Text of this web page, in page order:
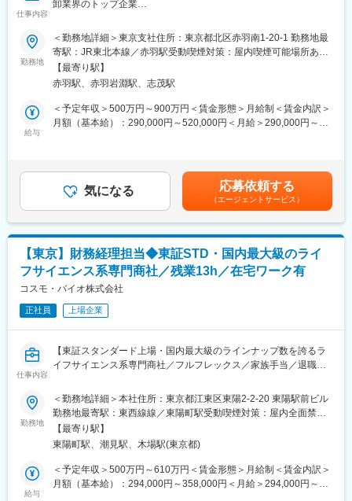
提案はどんどん採用し、実行していくという風土が根付いていま
り組むこともあります。
仕事内容
卸業界のトップ企業
価値を提供する、新時代の流通創造を目指しています。
■生活必需品（化粧品・日用品、一般用医薬品）を扱う同社
（RDC）では更なる自動化・無人化を進めており、今回のポジシ
ョンでは、そのためのマテハン機器の制御設計開発の業務に携わ
って頂きます。
■輸送ロボットの設計：商品を倉庫内の保管場所へ自動輸送しま
※まずは既存のテーマに先輩社員とともに取り組んで頂きますが、
将来的には自動化・無人化にあたり課題はどこなのかを考え、解
■当社の特徴：
◇売り上げが1兆円を超える、日用品・化粧品・一般用医薬品の卸
業会社(業界NO.1のシェア！)
◇ほとんどの大手企業と取引があり、年間に35億個を小売店に流
しているインフラに近い企業
変更の範囲：会社の定める業務
勤務地
＜勤務地詳細＞東京支社住所：東京都北区赤羽南1-20-1 勤務地最
寄駅：JR東北本線／赤羽駅受動喫煙対策：屋内喫煙可能場所あり
変更の範囲：会社の定める事業所
【最寄り駅】
赤羽駅、赤羽岩淵駅、志茂駅
給与
＜予定年収＞500万円～900万円＜賃金形態＞月給制＜賃金内訳＞
月額（基本給）：290,000円～520,000円＜月給＞290,000円～
気になる 応募依頼する
（エージェントサービス）
【東京】財務経理担当◆東証STD・国内最大級のライ
フサイエンス系専門商社／残業13h／在宅ワーク有
コスモ・バイオ株式会社
正社員 上場企業
仕事内容
【東証スタンダード上場・国内最大級のラインナップ数を誇るラ
イフサイエンス系専門商社／フルフレックス／家族手当／退職金
■職務内容：
当社及び連結子会社の、各種経理業務を経験に応じてご担当いた
だきます。
〇出納業務:国内送金、海外送金・債務消込、入金・債権消込、請
求書発行や書類整理、経費入力、
支払の管理、固定資産、原価計算、経理業務に関連するシステム
勤務地
＜勤務地詳細＞本社住所：東京都江東区東陽2-2-20 東陽駅前ビル
勤務地最寄駅：東西線線／東陽町駅受動喫煙対策：屋内全面禁煙
変更の範囲：会社の定める事業所（リモートワーク含む）
【最寄り駅】
東陽町駅、潮見駅、木場駅(東京都)
給与
＜予定年収＞500万円～610万円＜賃金形態＞月給制＜賃金内訳＞
月額（基本給）：294,000円～358,000円＜月給＞294,000円～